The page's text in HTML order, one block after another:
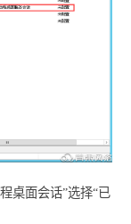
桌面会话”选择“已